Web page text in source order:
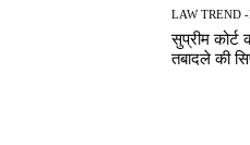
LAW TREND
सुप्रीम कोर्ट
तबादले की